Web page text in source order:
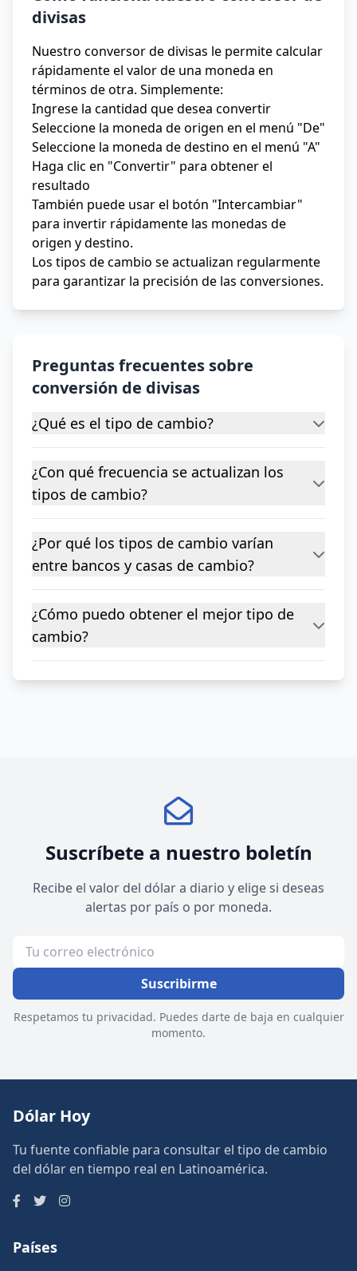
divisas
Nuestro conversor de divisas le permite calcular
rápidamente el valor de una moneda en
términos de otra. Simplemente:
Ingrese la cantidad que desea convertir
Seleccione la moneda de origen en el menú "De"
Seleccione la moneda de destino en el menú "A"
Haga clic en "Convertir" para obtener el
resultado
También puede usar el botón "Intercambiar"
para invertir rápidamente las monedas de
origen y destino.
Los tipos de cambio se actualizan regularmente
para garantizar la precisión de las conversiones.
Preguntas frecuentes sobre
conversión de divisas
¿Qué es el tipo de cambio?
¿Con qué frecuencia se actualizan los
tipos de cambio?
¿Por qué los tipos de cambio varían
entre bancos y casas de cambio?
¿Cómo puedo obtener el mejor tipo de
cambio?
Suscríbete a nuestro boletín
Recibe el valor del dólar a diario y elige si deseas
alertas por país o por moneda.
Suscribirme
Respetamos tu privacidad. Puedes darte de baja en cualquier
momento.
Dólar Hoy
Tu fuente confiable para consultar el tipo de cambio
del dólar en tiempo real en Latinoamérica.
Países